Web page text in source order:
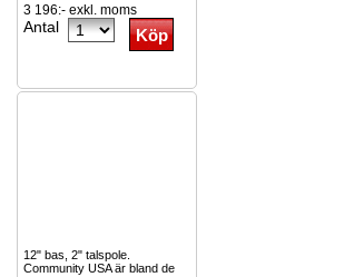
3 196:- exkl. moms
Antal
12" bas, 2" talspole.
Community USA är bland de